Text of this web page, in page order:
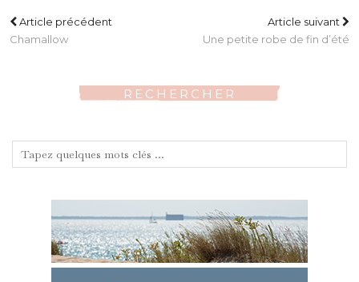
Article précédent
Chamallow
Article suivant
Une petite robe de fin d’été
RECHERCHER